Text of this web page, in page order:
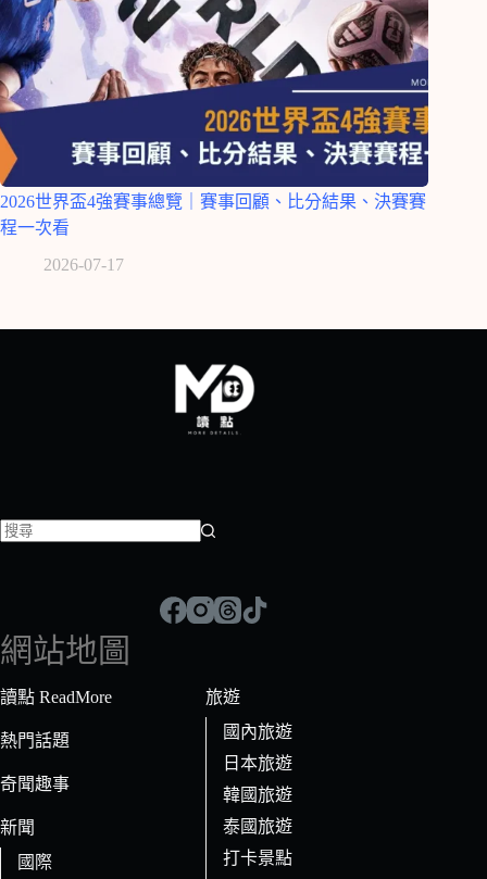
2026世界盃4強賽事總覽｜賽事回顧、比分結果、決賽賽
程一次看
2026-07-17
符
合
條
的
果
網站地圖
讀點 ReadMore
熱門話題
奇聞趣事
新聞
國際
旅遊
國內旅遊
日本旅遊
韓國旅遊
泰國旅遊
打卡景點